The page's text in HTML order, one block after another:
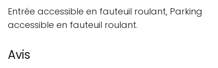
Entrée accessible en fauteuil roulant, Parking
accessible en fauteuil roulant.
Avis